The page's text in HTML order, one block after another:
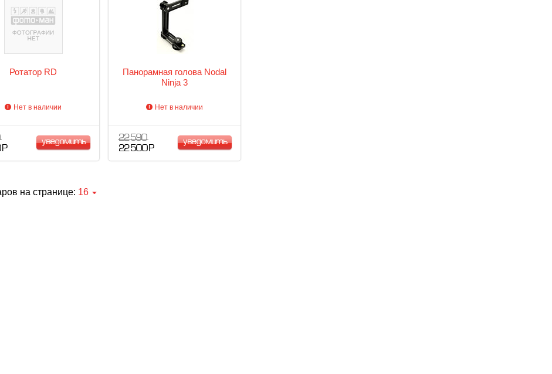
Ротатор RD
Нет в наличии
Р
уведомить
Панорамная голова Nodal
Ninja 3
Нет в наличии
22 590
22 500 Р
уведомить
на странице: 16